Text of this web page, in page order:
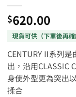
$620.00
CENTURY II系列是
出，沿用CLASSIC
身使外型更為突出
揉合